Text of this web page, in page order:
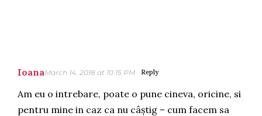
IoanaMarch 14, 2018 at 10:15 PM Reply
Am eu o intrebare, poate o pune cineva, oricine, si
pentru mine in caz ca nu câștig – cum facem sa